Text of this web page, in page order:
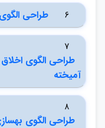
6 طراحي
7
طراحي الگوي
آميخته
8
طراحي الگوي